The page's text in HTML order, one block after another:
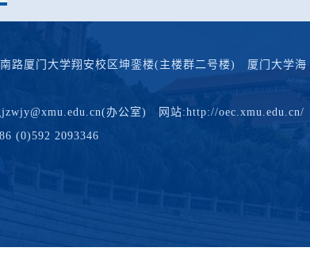
路厦门大学翔安校区坤銮楼(主楼群二号楼) 厦门大学海
办公室) 网站:http://oec.xmu.edu.cn/
(0)592 2093346